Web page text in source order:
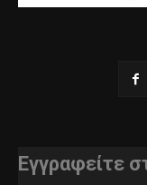
Εγγραφείτε